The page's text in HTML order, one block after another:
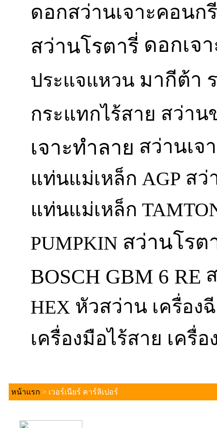
ดอกสว่านเจาะคอนก
สว่านโรตารี่ ดอกเจ
ประแจแหวน มากีต้า
กระแทกไร้สาย สว่าน
เจาะทำลาย สว่านเจ
แท่นแม่เหล็ก AGP สว่
แท่นแม่เหล็ก
PUMPKIN สว่านโรต
BOSCH GBM 6 RE
HEX หัวสว่าน เครื่อง
เครื่องมือไร้สาย เครื่อ
หน้าแรก > เวอร์เนียร์ คาร์ลิเปอร์